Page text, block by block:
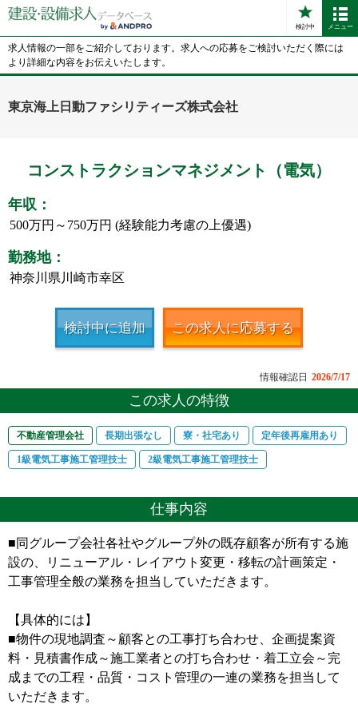
検討中 メニュー
求人情報の一部をご紹介しております。求人への応募をご検討いただく際には
より詳細な内容をお伝えいたします。
東京海上日動ファシリティーズ株式会社
コンストラクションマネジメント（電気）
年収：
500万円～750万円 (経験能力考慮の上優遇)
勤務地：
神奈川県川崎市幸区
検討中に追加 この求人に応募する
情報確認日 2026/7/17
この求人の特徴
不動産管理会社 長期出張なし 寮・社宅あり 定年後再雇用あり
1級電気工事施工管理技士 2級電気工事施工管理技士
仕事内容
■同グループ会社各社やグループ外の既存顧客が所有する施
設の、リニューアル・レイアウト変更・移転の計画策定・
工事管理全般の業務を担当していただきます。
【具体的には】
■物件の現地調査～顧客との工事打ち合わせ、企画提案資
料・見積書作成～施工業者との打ち合わせ・着工立会～完
成までの工程・品質・コスト管理の一連の業務を担当して
いただきます。